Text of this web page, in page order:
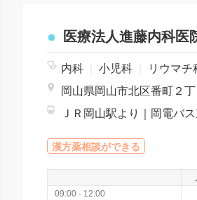
医療法人進藤内科医
内科 小児科 リウマチ
岡山県岡山市北区番町２
漢方薬相談ができる
09:00 - 12:00